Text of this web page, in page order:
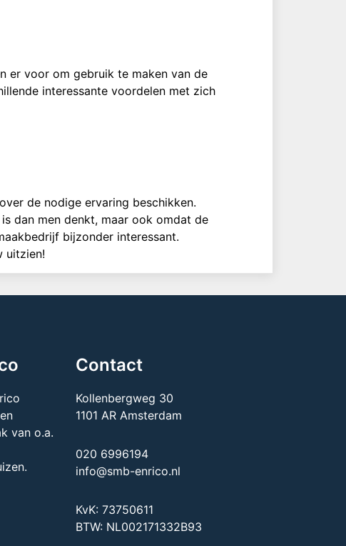
er voor om gebruik te maken van de
interessante voordelen met zich
de nodige ervaring beschikken.
dan men denkt, maar ook omdat de
bijzonder interessant.
uitzien!
van o.a.
Contact
Kollenbergweg 30
1101 AR Amsterdam
020 6996194
info@smb-enrico.nl
KvK: 73750611
BTW: NL002171332B93